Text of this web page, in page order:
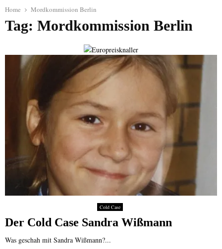
Home Mordkommission Berlin
Tag: Mordkommission Berlin
Cold Case
Der Cold Case Sandra Wißmann
Was geschah mit Sandra Wißmann?...